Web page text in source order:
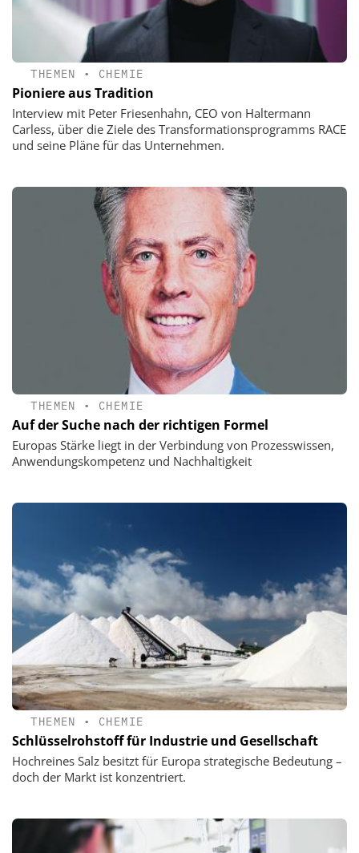
THEMEN • CHEMIE
Pioniere aus Tradition
Interview mit Peter Friesenhahn, CEO von Haltermann
Carless, über die Ziele des Transformationsprogramms RACE
und seine Pläne für das Unternehmen.
THEMEN • CHEMIE
Auf der Suche nach der richtigen Formel
Europas Stärke liegt in der Verbindung von Prozesswissen,
Anwendungskompetenz und Nachhaltigkeit
THEMEN • CHEMIE
Schlüsselrohstoff für Industrie und Gesellschaft
Hochreines Salz besitzt für Europa strategische Bedeutung –
doch der Markt ist konzentriert.